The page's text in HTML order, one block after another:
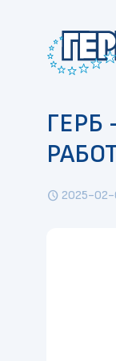
ГЕРБ
schedule 2025-02-